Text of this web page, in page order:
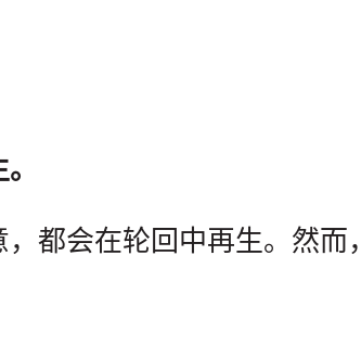
都会在轮回中再生。然而，